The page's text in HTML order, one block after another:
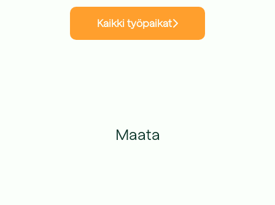
Kaikki työpaikat
Maata